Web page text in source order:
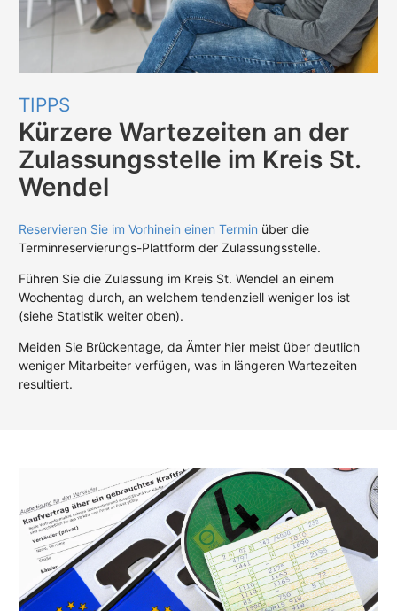
TIPPS
Kürzere Wartezeiten an der
Zulassungsstelle im Kreis St.
Wendel
Reservieren Sie im Vorhinein einen Termin über die
Terminreservierungs-Plattform der Zulassungsstelle.
Führen Sie die Zulassung im Kreis St. Wendel an einem
Wochentag durch, an welchem tendenziell weniger los ist
(siehe Statistik weiter oben).
Meiden Sie Brückentage, da Ämter hier meist über deutlich
weniger Mitarbeiter verfügen, was in längeren Wartezeiten
resultiert.